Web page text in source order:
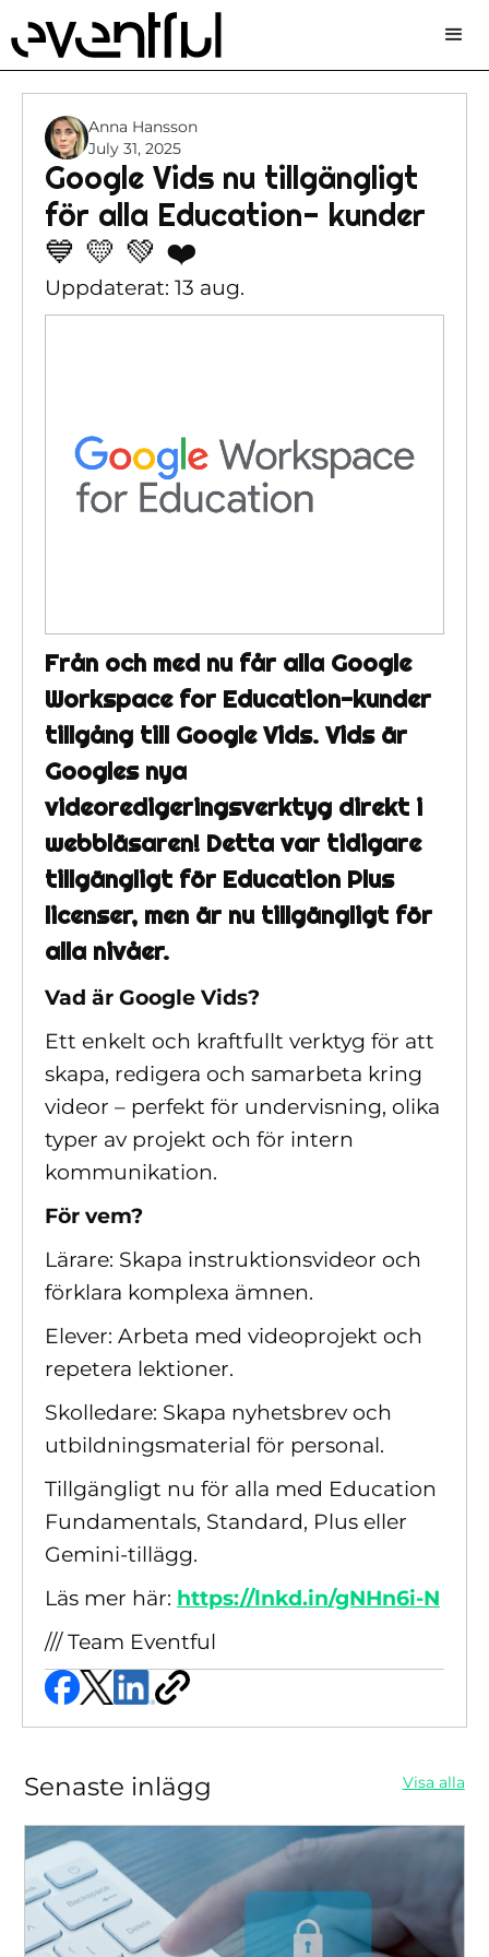
Anna Hansson
July 31, 2025
Google Vids nu tillgängligt
för alla Education- kunder
💙 💛 💚 ❤️
Uppdaterat: 13 aug.
Från och med nu får alla Google
Workspace for Education-kunder
tillgång till Google Vids. Vids är
Googles nya
videoredigeringsverktyg direkt i
webbläsaren! Detta var tidigare
tillgängligt för Education Plus
licenser, men är nu tillgängligt för
alla nivåer.
Vad är Google Vids?
Ett enkelt och kraftfullt verktyg för att
skapa, redigera och samarbeta kring
videor – perfekt för undervisning, olika
typer av projekt och för intern
kommunikation.
För vem?
Lärare: Skapa instruktionsvideor och
förklara komplexa ämnen.
Elever: Arbeta med videoprojekt och
repetera lektioner.
Skolledare: Skapa nyhetsbrev och
utbildningsmaterial för personal.
Tillgängligt nu för alla med Education
Fundamentals, Standard, Plus eller
Gemini-tillägg.
Läs mer här: https://lnkd.in/gNHn6i-N
/// Team Eventful
Senaste inlägg Visa alla